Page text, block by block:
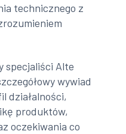
technicznego z
specjaliści Alte
wywiad
działalności,
produktów,
oczekiwania co